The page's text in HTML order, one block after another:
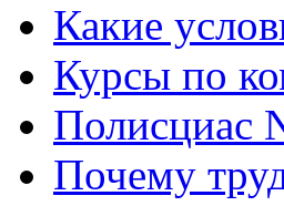
Какие
Курсы по
Полисциас
Почему